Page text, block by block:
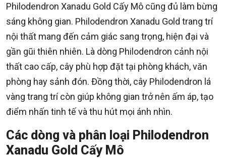
Philodendron Xanadu Gold Cấy Mô cũng đủ làm bừng
sáng không gian. Philodendron Xanadu Gold trang trí
nội thất mang đến cảm giác sang trọng, hiện đại và
gần gũi thiên nhiên. Là dòng Philodendron cảnh nội
thất cao cấp, cây phù hợp đặt tại phòng khách, văn
phòng hay sảnh đón. Đồng thời, cây Philodendron lá
vàng trang trí còn giúp không gian trở nên ấm áp, tạo
điểm nhấn tinh tế và thu hút mọi ánh nhìn.
Các dòng và phân loại Philodendron
Xanadu Gold Cấy Mô